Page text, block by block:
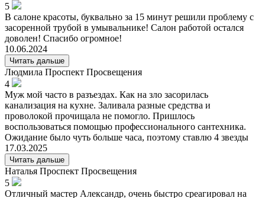
5
В салоне красоты, буквально за 15 минут решили проблему с
засоренной трубой в умывальнике! Салон работой остался
доволен! Спасибо огромное!
10.06.2024
Читать дальше
Людмила Проспект Просвещения
4
Муж мой часто в разъездах. Как на зло засорилась
канализация на кухне. Заливала разные средства и
проволокой прочищала не помогло. Пришлось
воспользоваться помощью профессионального сантехника.
Ожидание было чуть больше часа, поэтому ставлю 4 звезды
17.03.2025
Читать дальше
Наталья Проспект Просвещения
5
Отличный мастер Александр, очень быстро среагировал на